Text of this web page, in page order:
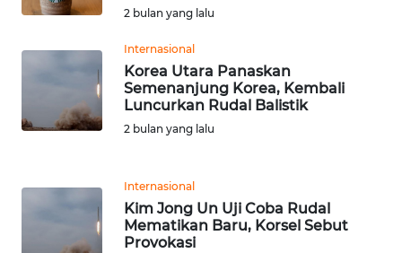
2 bulan yang lalu
Internasional
Korea Utara Panaskan
Semenanjung Korea, Kembali
Luncurkan Rudal Balistik
2 bulan yang lalu
Internasional
Kim Jong Un Uji Coba Rudal
Mematikan Baru, Korsel Sebut
Provokasi
WN